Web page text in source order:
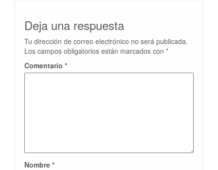
Deja una respuesta
Tu dirección de correo electrónico no será publicada.
Los campos obligatorios están marcados con *
Comentario *
Nombre *